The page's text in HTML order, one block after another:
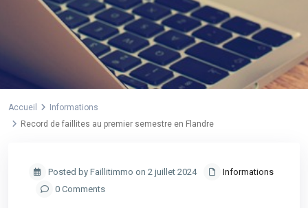
Accueil
Informations
Record de faillites au premier semestre en Flandre
Posted by Faillitimmo on 2 juillet 2024
Informations
0 Comments